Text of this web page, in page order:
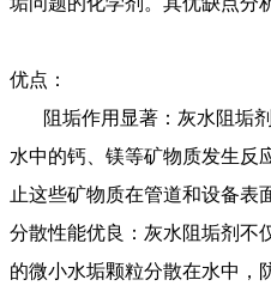
优点：
阻垢作用显著：灰水阻垢
水中的钙、镁等矿物质发生反
止这些矿物质在管道和设备表
分散性能优良：灰水阻垢剂不
的微小水垢颗粒分散在水中，